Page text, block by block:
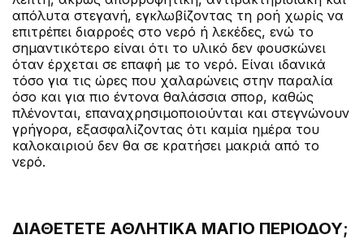
απόλυτα στεγανή, εγκλωβίζοντας τη ροή χωρίς να
επιτρέπει διαρροές στο νερό ή λεκέδες, ενώ το
σημαντικότερο είναι ότι το υλικό δεν φουσκώνει
όταν έρχεται σε επαφή με το νερό. Είναι ιδανικά
τόσο για τις ώρες που χαλαρώνεις στην παραλία
όσο και για πιο έντονα θαλάσσια σπορ, καθώς
πλένονται, επαναχρησιμοποιούνται και στεγνώνουν
γρήγορα, εξασφαλίζοντας ότι καμία ημέρα του
καλοκαιριού δεν θα σε κρατήσει μακριά από το
νερό.
ΔΙΑΘΈΤΕΤΕ ΑΘΛΗΤΙΚΆ ΜΑΓΙΌ ΠΕΡΙΌΔΟΥ;